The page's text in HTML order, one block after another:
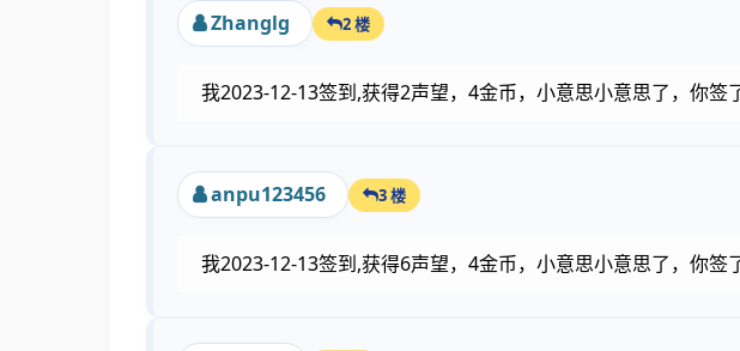
Zhanglg 2 楼
我2023-12-13签到,获得2声望，4金币，小意思小意思了，你签
anpu123456 3 楼
我2023-12-13签到,获得6声望，4金币，小意思小意思了，你签